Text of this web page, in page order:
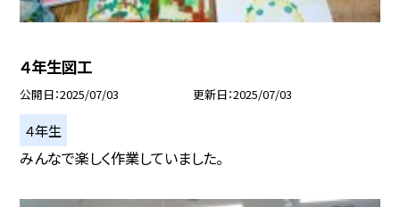
４年生図工
公開日 2025/07/03 更新日 2025/07/03
４年生
みんなで楽しく作業していました。